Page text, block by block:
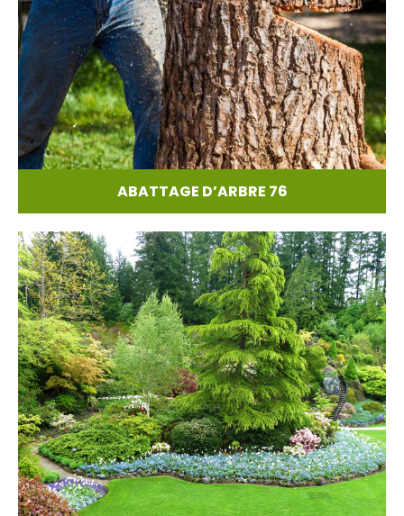
ABATTAGE D’ARBRE 76